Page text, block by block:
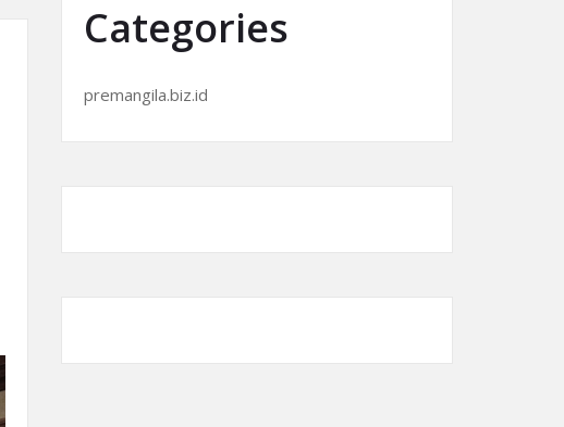
Categories
premangila.biz.id